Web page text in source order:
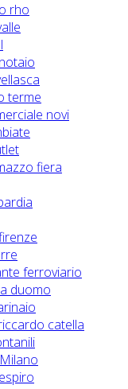
rho
terme
novi
fiera
ferroviario
duomo
catella